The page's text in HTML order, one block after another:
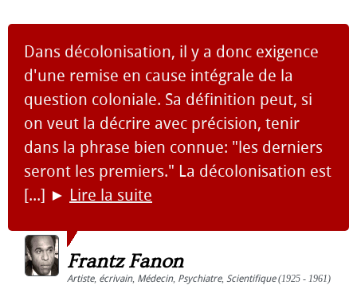
Dans décolonisation, il y a donc exigence
d'une remise en cause intégrale de la
question coloniale. Sa définition peut, si
on veut la décrire avec précision, tenir
dans la phrase bien connue: "les derniers
seront les premiers." La décolonisation est
[...] ► Lire la suite
Frantz Fanon
Artiste, écrivain, Médecin, Psychiatre, Scientifique(1925 - 1961)